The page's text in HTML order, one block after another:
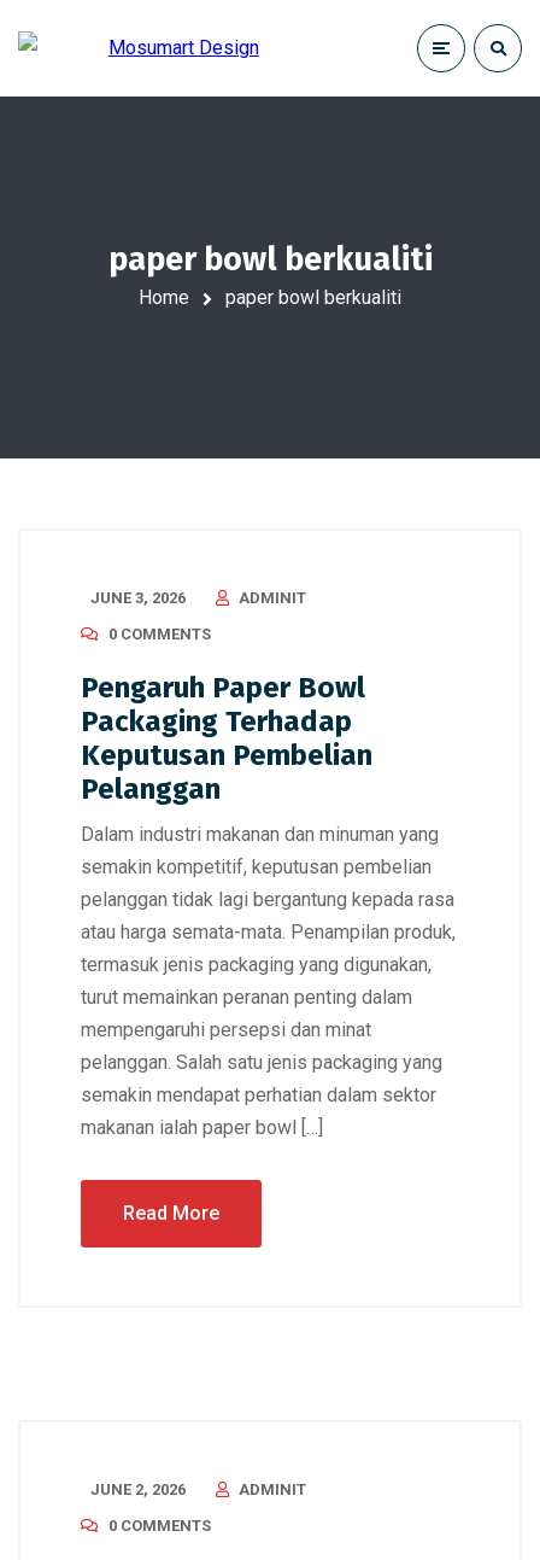
paper bowl berkualiti
Home paper bowl berkualiti
JUNE 3, 2026
ADMINIT
0 COMMENTS
Pengaruh Paper Bowl
Packaging Terhadap
Keputusan Pembelian
Pelanggan
Dalam industri makanan dan minuman yang
semakin kompetitif, keputusan pembelian
pelanggan tidak lagi bergantung kepada rasa
atau harga semata-mata. Penampilan produk,
termasuk jenis packaging yang digunakan,
turut memainkan peranan penting dalam
mempengaruhi persepsi dan minat
pelanggan. Salah satu jenis packaging yang
semakin mendapat perhatian dalam sektor
makanan ialah paper bowl […]
Read More
JUNE 2, 2026
ADMINIT
0 COMMENTS